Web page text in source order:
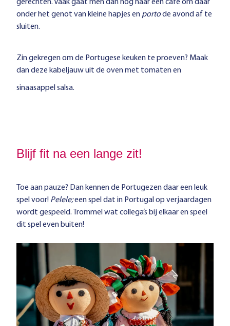
gerechten. Vaak gaat men dan nog naar een café om daar
onder het genot van kleine hapjes en portode avond af te
sluiten.
Zin gekregen om de Portugese keuken te proeven? Maak
dan deze kabeljauw uit de oven met tomaten en
sinaasappel salsa.
Blijf fit na een lange zit!
Toe aan pauze? Dan kennen de Portugezen daar een leuk
spel voor! Pelele;een spel dat in Portugal op verjaardagen
wordt gespeeld. Trommel wat collega’s bij elkaar en speel
dit spel even buiten!